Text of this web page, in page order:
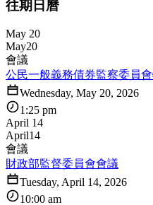
往期日曆
May 20
May20
會議
公民一般義務債券監察委員
Wednesday, May 20, 2026
1:25 pm
April 14
April14
會議
財政部監督委員會會議
Tuesday, April 14, 2026
10:00 am